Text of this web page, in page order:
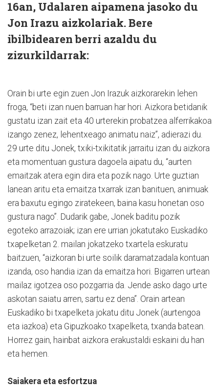
16an, Udalaren aipamena jasoko du
Jon Irazu aizkolariak. Bere
ibilbidearen berri azaldu du
zizurkildarrak:
Orain bi urte egin zuen Jon Irazuk aizkorarekin lehen
froga, “beti izan nuen barruan har hori. Aizkora betidanik
gustatu izan zait eta 40 urterekin probatzea alferrikakoa
izango zenez, lehentxeago animatu naiz”, adierazi du.
29 urte ditu Jonek, txiki-txikitatik jarraitu izan du aizkora
eta momentuan gustura dagoela aipatu du, “aurten
emaitzak atera egin dira eta pozik nago. Urte guztian
lanean aritu eta emaitza txarrak izan banituen, animuak
era baxutu egingo ziratekeen, baina kasu honetan oso
gustura nago”. Dudarik gabe, Jonek baditu pozik
egoteko arrazoiak; izan ere urrian jokatutako Euskadiko
txapelketan 2. mailan jokatzeko txartela eskuratu
baitzuen, “aizkoran bi urte soilik daramatzadala kontuan
izanda, oso handia izan da emaitza hori. Bigarren urtean
mailaz igotzea oso pozgarria da. Jende asko dago urte
askotan saiatu arren, sartu ez dena”. Orain artean
Euskadiko bi txapelketa jokatu ditu Jonek (aurtengoa
eta iazkoa) eta Gipuzkoako txapelketa, txanda batean.
Horrez gain, hainbat aizkora erakustaldi eskaini du han
eta hemen.
Saiakera eta esfortzua